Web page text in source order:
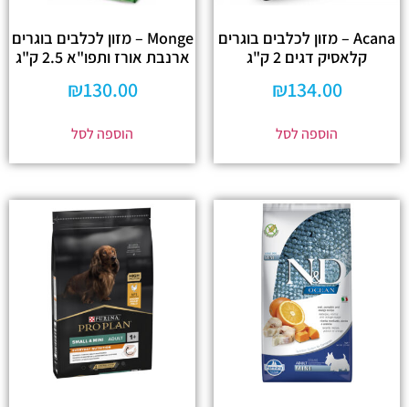
Acana – מזון לכלבים בוגרים
קלאסיק דגים 2 ק"ג
₪134.00
הוספה לסל
Monge – מזון לכלבים בוגרים
ארנבת אורז ותפו"א 2.5 ק"ג
₪130.00
הוספה לסל